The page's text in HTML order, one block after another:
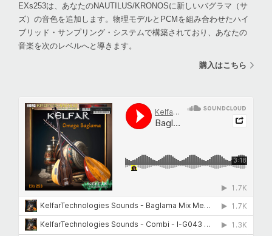
EXs253は、あなたのNAUTILUS/KRONOSに新しいバグラマ（サ
ズ）の音色を追加します。物理モデルとPCMを組み合わせたハイ
ブリッド・サンプリング・システムで構築されており、あなたの
音楽を次のレベルへと導きます。
購入はこちら